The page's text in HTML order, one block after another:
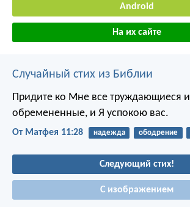
Android
На их сайте
Случайный стих из Библии
Придите ко Мне все труждающиеся и
обремененные, и Я успокою вас.
От Матфея 11:28 надежда ободрение
Следующий стих!
С изображением